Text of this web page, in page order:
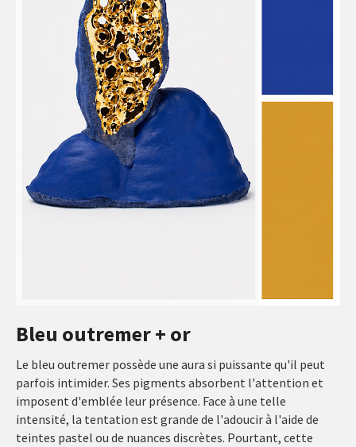
Bleu outremer + or
Le bleu outremer possède une aura si puissante qu'il peut
parfois intimider. Ses pigments absorbent l'attention et
imposent d'emblée leur présence. Face à une telle
intensité, la tentation est grande de l'adoucir à l'aide de
teintes pastel ou de nuances discrètes. Pourtant, cette